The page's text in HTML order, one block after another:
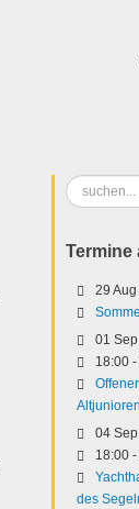
Suchen
...
Termine
29
01
18:00 -
04
18:00 -
des